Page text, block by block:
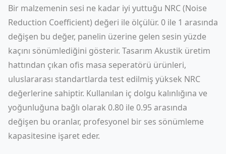
Bir malzemenin sesi ne kadar iyi yuttuğu NRC (Noise
Reduction Coefficient) değeri ile ölçülür. 0 ile 1 arasında
değişen bu değer, panelin üzerine gelen sesin yüzde
kaçını sönümlediğini gösterir. Tasarım Akustik üretim
hattından çıkan ofis masa seperatörü ürünleri,
uluslararası standartlarda test edilmiş yüksek NRC
değerlerine sahiptir. Kullanılan iç dolgu kalınlığına ve
yoğunluğuna bağlı olarak 0.80 ile 0.95 arasında
değişen bu oranlar, profesyonel bir ses sönümleme
kapasitesine işaret eder.